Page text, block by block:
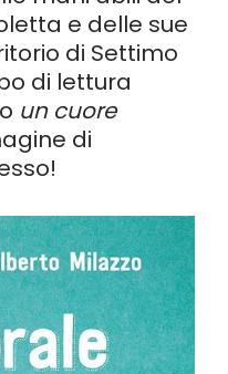
e delle sue
di Settimo
di lettura
un cuore
di